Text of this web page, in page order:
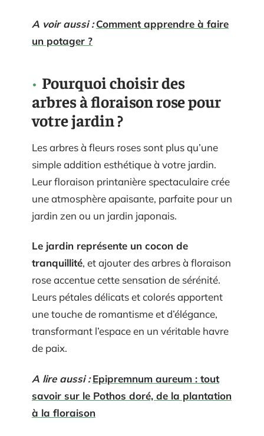
A voir aussi : Comment apprendre à faire
un potager ?
Pourquoi choisir des
arbres à floraison rose pour
votre jardin ?
Les arbres à fleurs roses sont plus qu’une
simple addition esthétique à votre jardin.
Leur floraison printanière spectaculaire crée
une atmosphère apaisante, parfaite pour un
jardin zen ou un jardin japonais.
Le jardin représente un cocon de
tranquillité, et ajouter des arbres à floraison
rose accentue cette sensation de sérénité.
Leurs pétales délicats et colorés apportent
une touche de romantisme et d’élégance,
transformant l’espace en un véritable havre
de paix.
A lire aussi : Epipremnum aureum : tout
savoir sur le Pothos doré, de la plantation
à la floraison